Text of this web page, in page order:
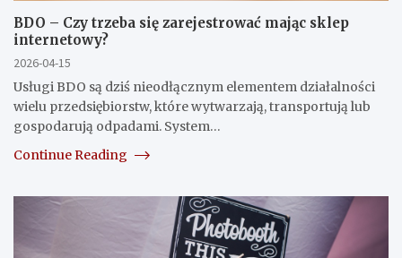
BDO – Czy trzeba się zarejestrować mając sklep
internetowy?
2026-04-15
Usługi BDO są dziś nieodłącznym elementem działalności
wielu przedsiębiorstw, które wytwarzają, transportują lub
gospodarują odpadami. System…
Continue Reading